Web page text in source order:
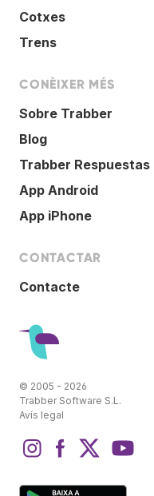
Cotxes
Trens
CONÈIXER MÉS
Sobre Trabber
Blog
Trabber Respuestas
App Android
App iPhone
CONTACTAR
Contacte
© 2005 - 2026
Trabber Software S.L.
Avís legal